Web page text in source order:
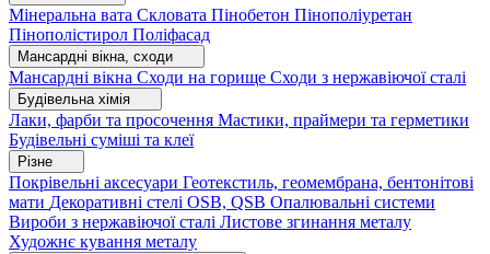
Мінеральна вата Скловата Пінобетон Пінополіуретан
Пінополістирол Поліфасад
Мансардні вікна, сходи
Мансардні вікна Сходи на горище Сходи з нержавіючої сталі
Будівельна хімія
Лаки, фарби та просочення Мастики, праймери та герметики
Будівельні суміші та клеї
Різне
Покрівельні аксесуари Геотекстиль, геомембрана, бентонітові
мати Декоративні стелі OSB, QSB Опалювальні системи
Вироби з нержавіючої сталі Листове згинання металу
Художнє кування металу